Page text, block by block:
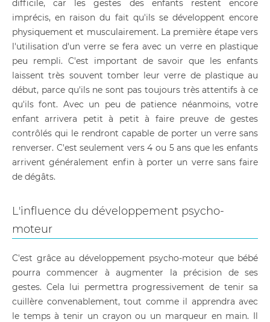
difficile, car les gestes des enfants restent encore
imprécis, en raison du fait qu'ils se développent encore
physiquement et musculairement. La première étape vers
l'utilisation d'un verre se fera avec un verre en plastique
peu rempli. C'est important de savoir que les enfants
laissent très souvent tomber leur verre de plastique au
début, parce qu'ils ne sont pas toujours très attentifs à ce
qu'ils font. Avec un peu de patience néanmoins, votre
enfant arrivera petit à petit à faire preuve de gestes
contrôlés qui le rendront capable de porter un verre sans
renverser. C'est seulement vers 4 ou 5 ans que les enfants
arrivent généralement enfin à porter un verre sans faire
de dégâts.
L'influence du développement psycho-
moteur
C'est grâce au développement psycho-moteur que bébé
pourra commencer à augmenter la précision de ses
gestes. Cela lui permettra progressivement de tenir sa
cuillère convenablement, tout comme il apprendra avec
le temps à tenir un crayon ou un marqueur en main. Il